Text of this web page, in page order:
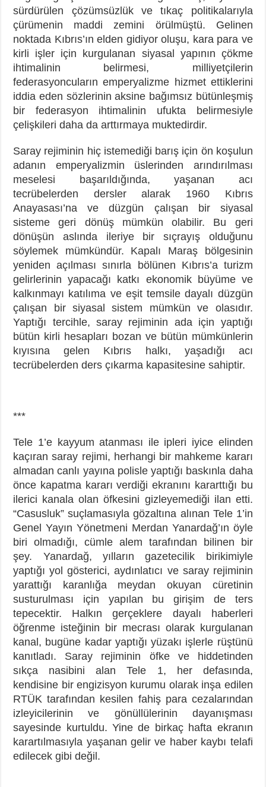
sürdürülen çözümsüzlük ve tıkaç politikalarıyla
çürümenin maddi zemini örülmüştü. Gelinen
noktada Kıbrıs’ın elden gidiyor oluşu, kara para ve
kirli işler için kurgulanan siyasal yapının çökme
ihtimalinin belirmesi, milliyetçilerin
federasyoncuların emperyalizme hizmet ettiklerini
iddia eden sözlerinin aksine bağımsız bütünleşmiş
bir federasyon ihtimalinin ufukta belirmesiyle
çelişkileri daha da arttırmaya muktedirdir.
Saray rejiminin hiç istemediği barış için ön koşulun
adanın emperyalizmin üslerinden arındırılması
meselesi başarıldığında, yaşanan acı
tecrübelerden dersler alarak 1960 Kıbrıs
Anayasası’na ve düzgün çalışan bir siyasal
sisteme geri dönüş mümkün olabilir. Bu geri
dönüşün aslında ileriye bir sıçrayış olduğunu
söylemek mümkündür. Kapalı Maraş bölgesinin
yeniden açılması sınırla bölünen Kıbrıs’a turizm
gelirlerinin yapacağı katkı ekonomik büyüme ve
kalkınmayı katılıma ve eşit temsile dayalı düzgün
çalışan bir siyasal sistem mümkün ve olasıdır.
Yaptığı tercihle, saray rejiminin ada için yaptığı
bütün kirli hesapları bozan ve bütün mümkünlerin
kıyısına gelen Kıbrıs halkı, yaşadığı acı
tecrübelerden ders çıkarma kapasitesine sahiptir.
***
Tele 1’e kayyum atanması ile ipleri iyice elinden
kaçıran saray rejimi, herhangi bir mahkeme kararı
almadan canlı yayına polisle yaptığı baskınla daha
önce kapatma kararı verdiği ekranını kararttığı bu
ilerici kanala olan öfkesini gizleyemediği ilan etti.
“Casusluk” suçlamasıyla gözaltına alınan Tele 1’in
Genel Yayın Yönetmeni Merdan Yanardağ’ın öyle
biri olmadığı, cümle alem tarafından bilinen bir
şey. Yanardağ, yılların gazetecilik birikimiyle
yaptığı yol gösterici, aydınlatıcı ve saray rejiminin
yarattığı karanlığa meydan okuyan cüretinin
susturulması için yapılan bu girişim de ters
tepecektir. Halkın gerçeklere dayalı haberleri
öğrenme isteğinin bir mecrası olarak kurgulanan
kanal, bugüne kadar yaptığı yüzakı işlerle rüştünü
kanıtladı. Saray rejiminin öfke ve hiddetinden
sıkça nasibini alan Tele 1, her defasında,
kendisine bir engizisyon kurumu olarak inşa edilen
RTÜK tarafından kesilen fahiş para cezalarından
izleyicilerinin ve gönüllülerinin dayanışması
sayesinde kurtuldu. Yine de birkaç hafta ekranın
karartılmasıyla yaşanan gelir ve haber kaybı telafi
edilecek gibi değil.